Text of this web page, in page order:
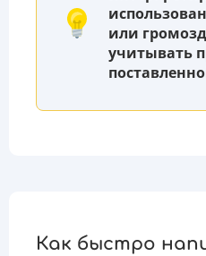
или
учитывать
Как быстро